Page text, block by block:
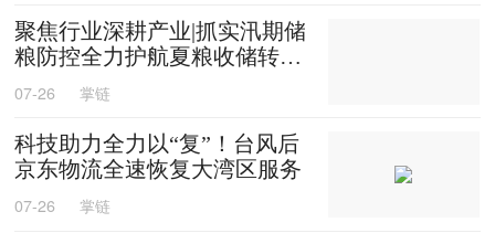
聚焦行业深耕产业|抓实汛期储
粮防控全力护航夏粮收储转运
07-26 掌链
科技助力全力以“复”！台风后
京东物流全速恢复大湾区服务
07-26 掌链